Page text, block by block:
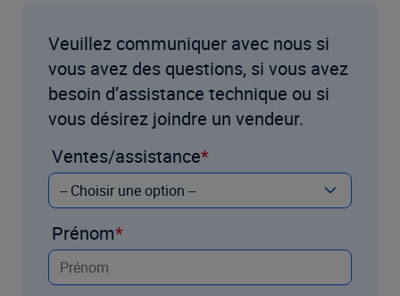
Veuillez communiquer avec nous si
vous avez des questions, si vous avez
besoin d’assistance technique ou si
vous désirez joindre un vendeur.
Ventes/assistance
Prénom